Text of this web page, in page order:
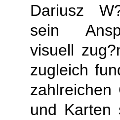
Dariusz
sein
visuell
zugleich
zahlreichen
und Karten